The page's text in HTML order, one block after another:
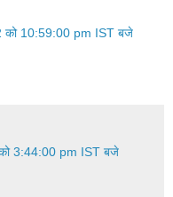
को 10:59:00 pm IST बजे
3:44:00 pm IST बजे